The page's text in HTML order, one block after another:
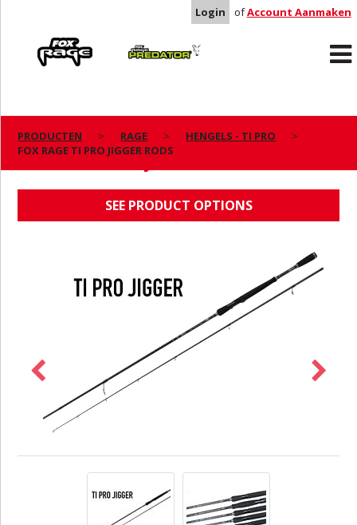
Login ofAccount Aanmaken
Predator
PRODUCTEN RAGE
HENGELS - TI PRO
FOX RAGE TI PRO JIGGER RODS
SEE PRODUCT OPTIONS